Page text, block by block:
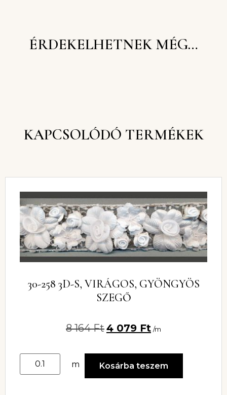
ÉRDEKELHETNEK MÉG…
KAPCSOLÓDÓ TERMÉKEK
30-258 3D-S, VIRÁGOS, GYÖNGYÖS
SZEGŐ
8 164Ft4 079 Ft /m
m Kosárba teszem